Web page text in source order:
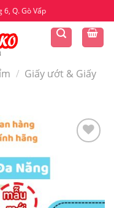
Q. Gò Vấp
/ Giấy ướt & Giấy